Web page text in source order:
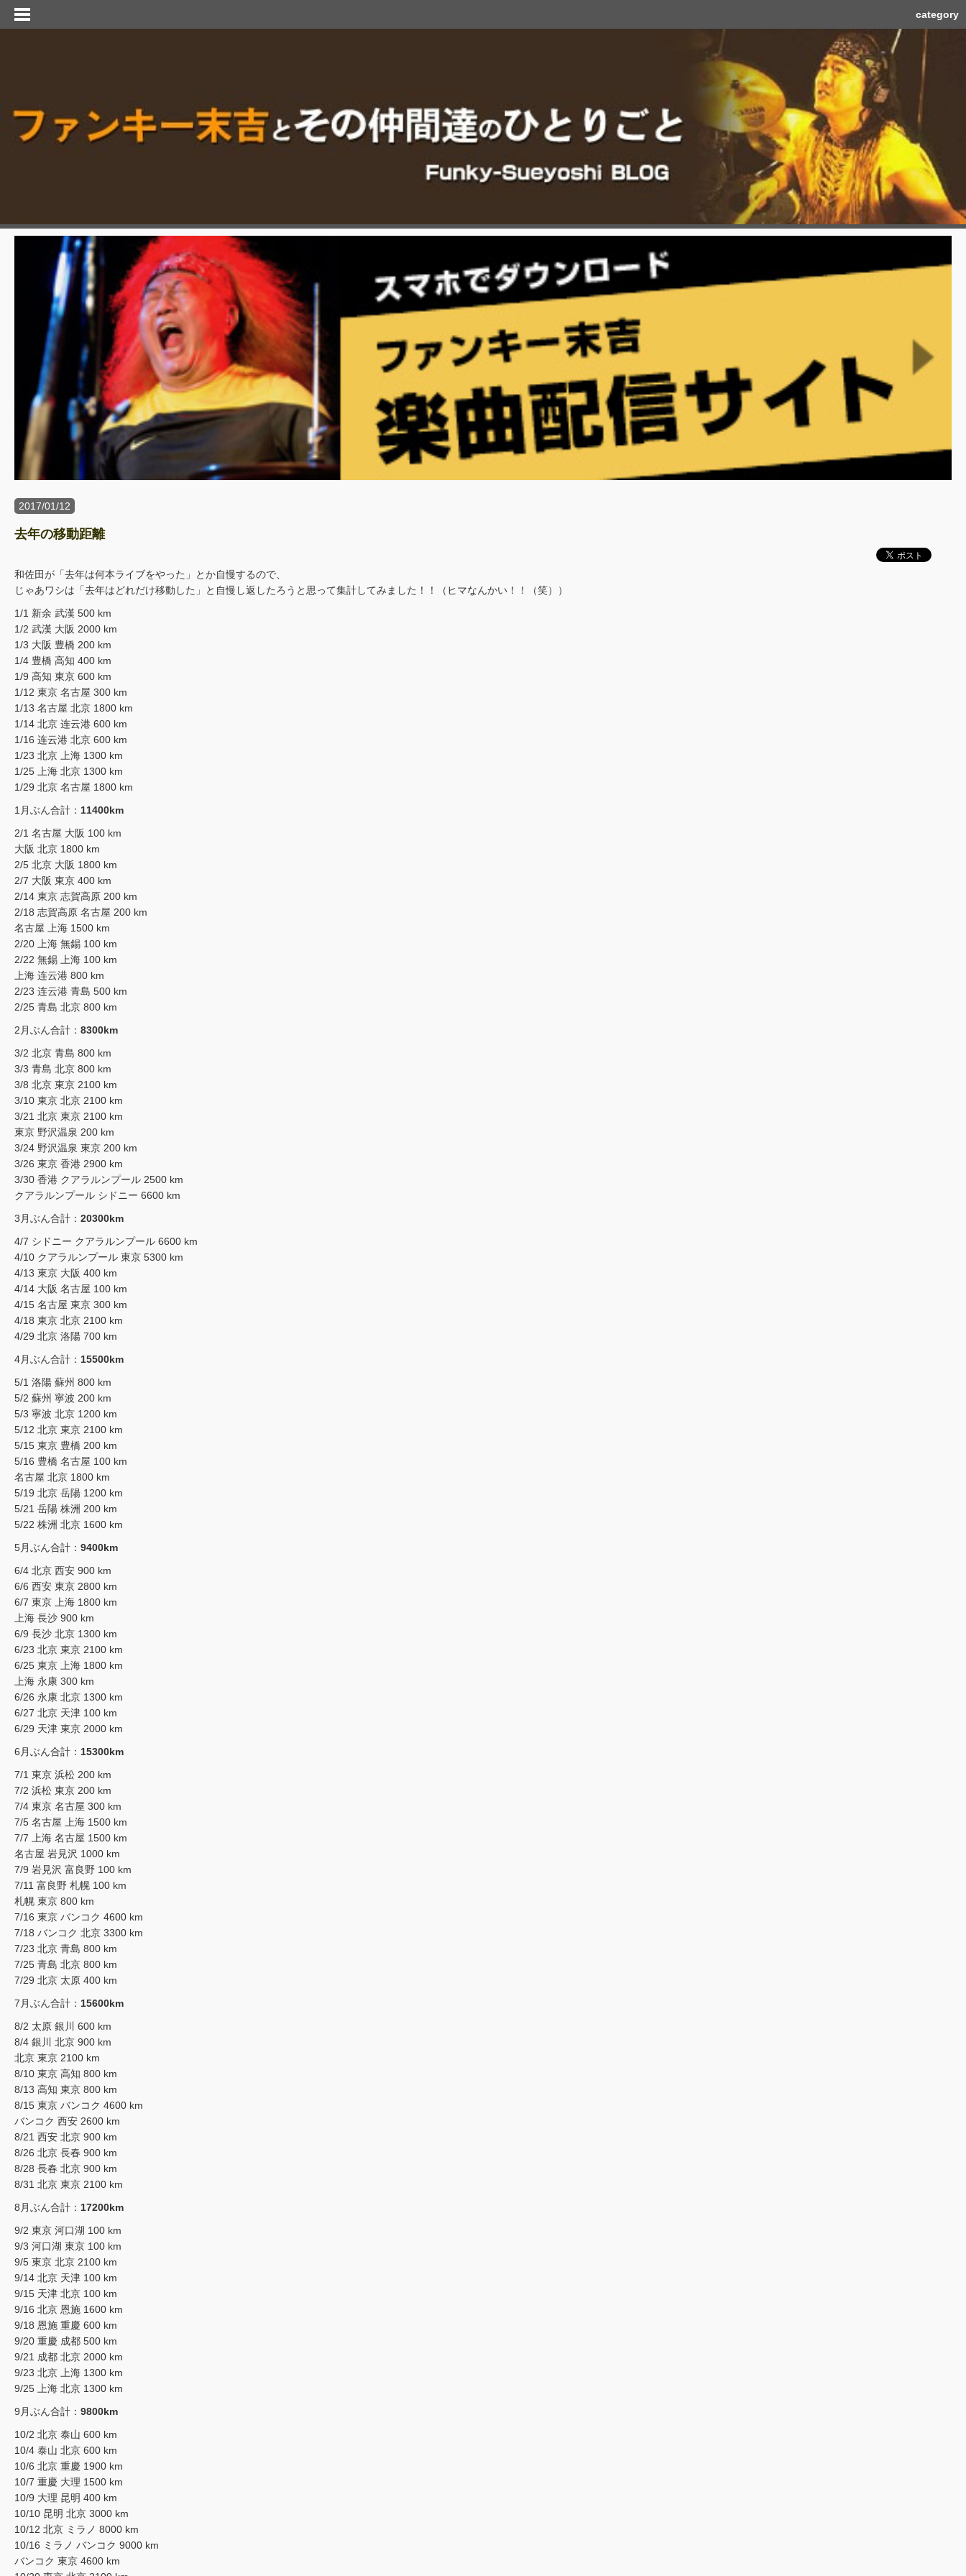
category
2017/01/12
去年の移動距離
和佐田が「去年は何本ライブをやった」とか自慢するので、
じゃあワシは「去年はどれだけ移動した」と自慢し返したろうと思って集計してみました！！（ヒマなんかい！！（笑））
1/1 新余 武漢 500 km
1/2 武漢 大阪 2000 km
1/3 大阪 豊橋 200 km
1/4 豊橋 高知 400 km
1/9 高知 東京 600 km
1/12 東京 名古屋 300 km
1/13 名古屋 北京 1800 km
1/14 北京 连云港 600 km
1/16 连云港 北京 600 km
1/23 北京 上海 1300 km
1/25 上海 北京 1300 km
1/29 北京 名古屋 1800 km
1月ぶん合計： 11400km
2/1 名古屋 大阪 100 km
大阪 北京 1800 km
2/5 北京 大阪 1800 km
2/7 大阪 東京 400 km
2/14 東京 志賀高原 200 km
2/18 志賀高原 名古屋 200 km
名古屋 上海 1500 km
2/20 上海 無錫 100 km
2/22 無錫 上海 100 km
上海 连云港 800 km
2/23 连云港 青島 500 km
2/25 青島 北京 800 km
2月ぶん合計： 8300km
3/2 北京 青島 800 km
3/3 青島 北京 800 km
3/8 北京 東京 2100 km
3/10 東京 北京 2100 km
3/21 北京 東京 2100 km
東京 野沢温泉 200 km
3/24 野沢温泉 東京 200 km
3/26 東京 香港 2900 km
3/30 香港 クアラルンプール 2500 km
クアラルンプール シドニー 6600 km
3月ぶん合計： 20300km
4/7 シドニー クアラルンプール 6600 km
4/10 クアラルンプール 東京 5300 km
4/13 東京 大阪 400 km
4/14 大阪 名古屋 100 km
4/15 名古屋 東京 300 km
4/18 東京 北京 2100 km
4/29 北京 洛陽 700 km
4月ぶん合計： 15500km
5/1 洛陽 蘇州 800 km
5/2 蘇州 寧波 200 km
5/3 寧波 北京 1200 km
5/12 北京 東京 2100 km
5/15 東京 豊橋 200 km
5/16 豊橋 名古屋 100 km
名古屋 北京 1800 km
5/19 北京 岳陽 1200 km
5/21 岳陽 株洲 200 km
5/22 株洲 北京 1600 km
5月ぶん合計： 9400km
6/4 北京 西安 900 km
6/6 西安 東京 2800 km
6/7 東京 上海 1800 km
上海 長沙 900 km
6/9 長沙 北京 1300 km
6/23 北京 東京 2100 km
6/25 東京 上海 1800 km
上海 永康 300 km
6/26 永康 北京 1300 km
6/27 北京 天津 100 km
6/29 天津 東京 2000 km
6月ぶん合計： 15300km
7/1 東京 浜松 200 km
7/2 浜松 東京 200 km
7/4 東京 名古屋 300 km
7/5 名古屋 上海 1500 km
7/7 上海 名古屋 1500 km
名古屋 岩見沢 1000 km
7/9 岩見沢 富良野 100 km
7/11 富良野 札幌 100 km
札幌 東京 800 km
7/16 東京 バンコク 4600 km
7/18 バンコク 北京 3300 km
7/23 北京 青島 800 km
7/25 青島 北京 800 km
7/29 北京 太原 400 km
7月ぶん合計： 15600km
8/2 太原 銀川 600 km
8/4 銀川 北京 900 km
北京 東京 2100 km
8/10 東京 高知 800 km
8/13 高知 東京 800 km
8/15 東京 バンコク 4600 km
バンコク 西安 2600 km
8/21 西安 北京 900 km
8/26 北京 長春 900 km
8/28 長春 北京 900 km
8/31 北京 東京 2100 km
8月ぶん合計： 17200km
9/2 東京 河口湖 100 km
9/3 河口湖 東京 100 km
9/5 東京 北京 2100 km
9/14 北京 天津 100 km
9/15 天津 北京 100 km
9/16 北京 恩施 1600 km
9/18 恩施 重慶 600 km
9/20 重慶 成都 500 km
9/21 成都 北京 2000 km
9/23 北京 上海 1300 km
9/25 上海 北京 1300 km
9月ぶん合計： 9800km
10/2 北京 泰山 600 km
10/4 泰山 北京 600 km
10/6 北京 重慶 1900 km
10/7 重慶 大理 1500 km
10/9 大理 昆明 400 km
10/10 昆明 北京 3000 km
10/12 北京 ミラノ 8000 km
10/16 ミラノ バンコク 9000 km
バンコク 東京 4600 km